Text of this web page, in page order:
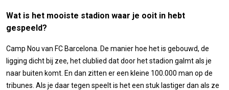
Wat is het mooiste stadion waar je ooit in hebt
gespeeld?
Camp Nou van FC Barcelona. De manier hoe het is gebouwd, de
ligging dicht bij zee, het clublied dat door het stadion galmt als je
naar buiten komt. En dan zitten er een kleine 100.000 man op de
tribunes. Als je daar tegen speelt is het een stuk lastiger dan als ze